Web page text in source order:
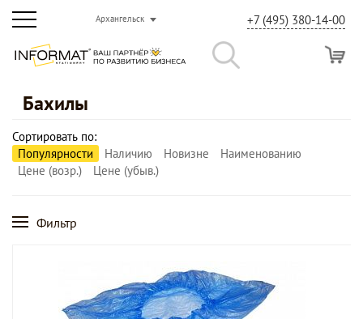
Архангельск +7 (495) 380-14-00
Бахилы
Сортировать по:
Популярности
Наличию Новизне
Наименованию
Цене (возр.)
Цене (убыв.)
Фильтр